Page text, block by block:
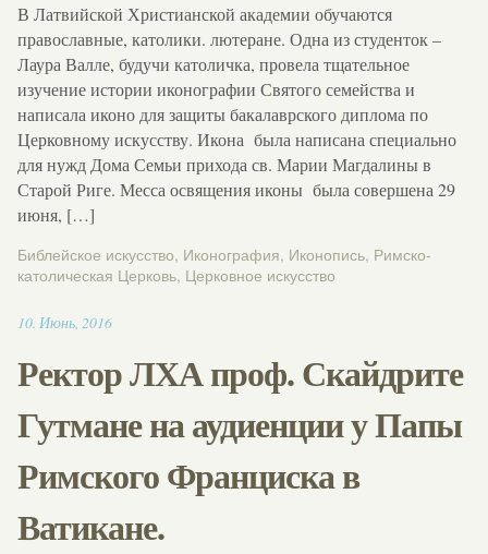
В Латвийской Христианской академии обучаются
православные, католики. лютеране. Одна из студенток –
Лаура Валле, будучи католичка, провела тщательное
изучение истории иконографии Святого семейства и
написала иконо для защиты бакалаврского диплома по
Церковному искусству. Икона была написана специально
для нужд Дома Семьи прихода св. Марии Магдалины в
Старой Риге. Месса освящения иконы была совершена 29
июня, […]
Библейское искусство, Иконография, Иконопись, Римско-
католическая Церковь, Церковное искусство
10. Июнь, 201614:24
Ректор ЛХА проф. Скайдрите
Гутмане на аудиенции у Папы
Римского Франциска в
Ватикане.